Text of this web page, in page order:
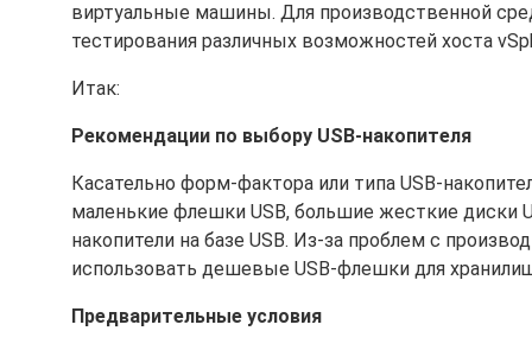
виртуальные машины. Для производственной
тестирования различных возможностей хоста
Итак:
Рекомендации по выбору USB-накопителя
Касательно форм-фактора или типа USB-
маленькие флешки USB, большие жесткие
накопители на базе USB. Из-за проблем с
использовать дешевые USB-флешки для
Предварительные условия